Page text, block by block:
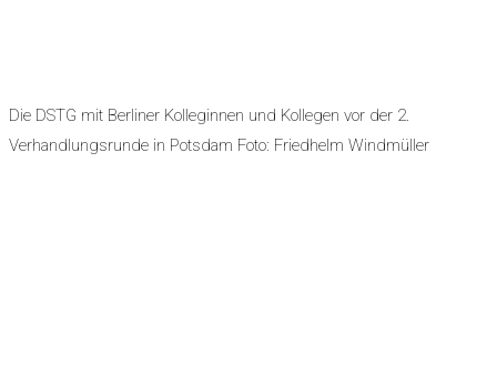
Die DSTG mit Berliner Kolleginnen und Kollegen vor der 2.
Verhandlungsrunde in Potsdam Foto: Friedhelm Windmüller